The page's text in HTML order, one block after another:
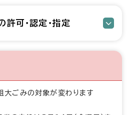
可・認定・指定
大ごみの対象が変わります